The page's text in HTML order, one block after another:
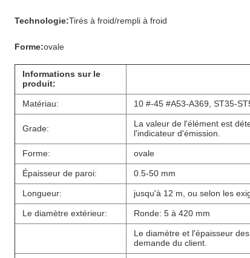
Technologie:Tirés à froid/rempli à froid
Forme:ovale
Informations sur le
produit:
Matériau: 10 #-45 #A53-A369, ST35-
Grade:
La valeur de l'élément est
l'indicateur d'émission.
Forme: ovale
Épaisseur de paroi: 0.5-50 mm
Longueur: jusqu'à 12 m, ou selon les
Le diamètre extérieur: Ronde: 5 à 420 mm
Le diamètre et l'épaisseur
demande du client.